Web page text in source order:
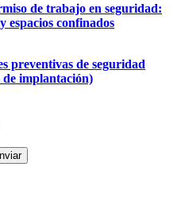
de trabajo en seguridad:
espacios confinados
preventivas de seguridad
implantación)